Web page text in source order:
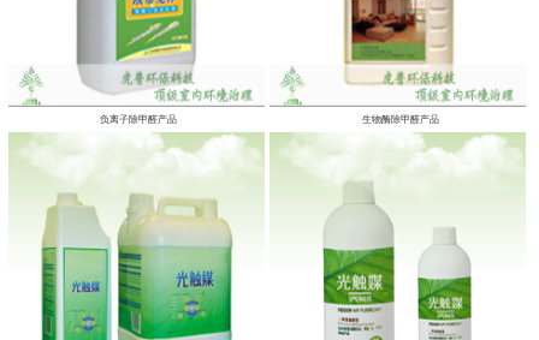
负离子除甲醛产品 生物酶除甲醛产品